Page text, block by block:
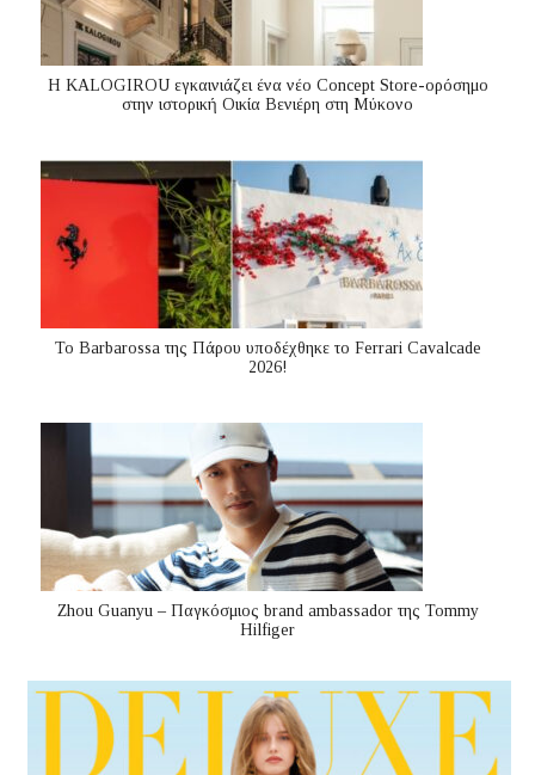
Η KALOGIROU εγκαινιάζει ένα νέο Concept Store-ορόσημο
στην ιστορική Οικία Βενιέρη στη Μύκονο
Το Barbarossa της Πάρου υποδέχθηκε το Ferrari Cavalcade
2026!
Zhou Guanyu – Παγκόσμιος brand ambassador της Tommy
Hilfiger